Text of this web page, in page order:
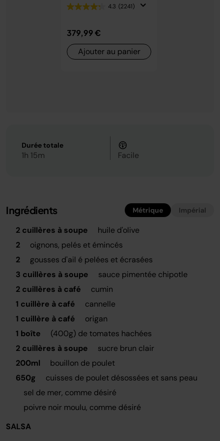
4.3 (2241)
379,99 €
Ajouter au panier
Durée totale
1h 15m Facile
Ingrédients Métrique Impérial
2 cuillères à soupe
huile d'olive
2
oignons, pelés et émincés
2
gousses d'ail é pelées et écrasées
3 cuillères à soupe
sauce pimentée chipotle
2 cuillères à café
cumin
1 cuillère à café
cannelle
1 cuillère à café
origan
1 boîte
(400g) de tomates hachées
2 cuillères à soupe
sucre brun clair
200ml
bouillon de poulet
650g
cuisses de poulet désossées et sans peau
sel de mer, comme désiré
poivre noir moulu, comme désiré
SALSA